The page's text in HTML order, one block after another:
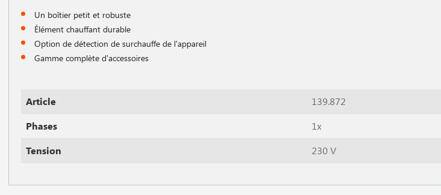
Un boîtier petit et robuste
Élément chauffant durable
Option de détection de surchauffe de l'appareil
Gamme complète d'accessoires
Article
139.872
Phases
1x
Tension
230 V